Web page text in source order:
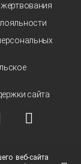
сайта
веб-сайта